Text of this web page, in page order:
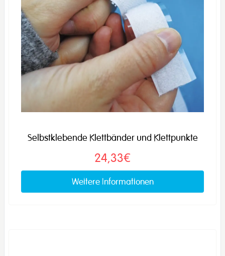
Selbstklebende Klettbänder und Klettpunkte
24,33€
Weitere Informationen